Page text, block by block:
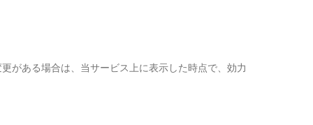
がある場合は、当サービス上に表示した時点で、効力